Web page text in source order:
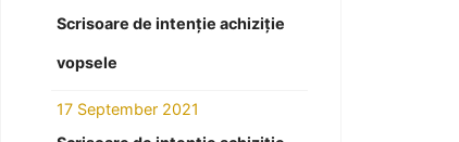
Scrisoare de intenție achiziție
vopsele
17 September 2021